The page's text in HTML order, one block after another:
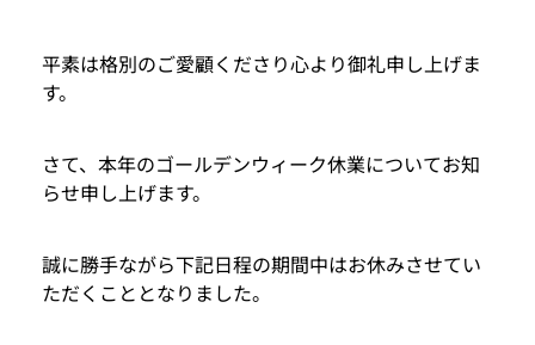
平素は格別のご愛顧くださり心より御礼申し上げま
す。
さて、本年のゴールデンウィーク休業についてお知
らせ申し上げます。
誠に勝手ながら下記日程の期間中はお休みさせてい
ただくこととなりました。